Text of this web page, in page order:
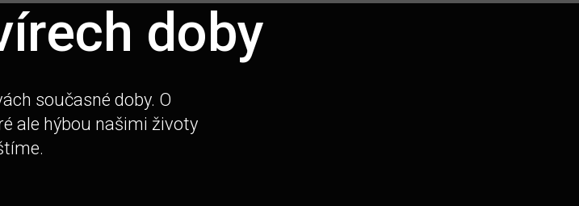
doby
současné doby. O
ale hýbou našimi životy